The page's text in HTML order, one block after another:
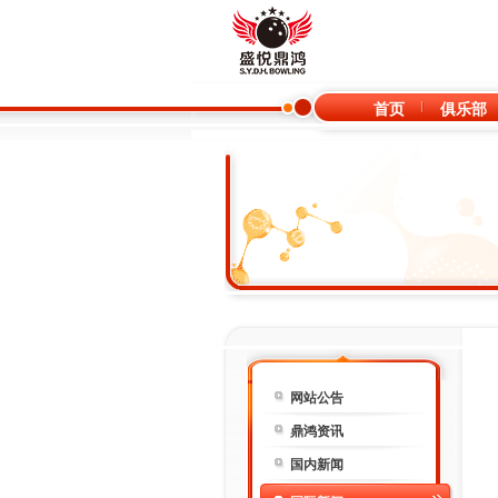
首页 俱乐部
网站公告
鼎鸿资讯
国内新闻